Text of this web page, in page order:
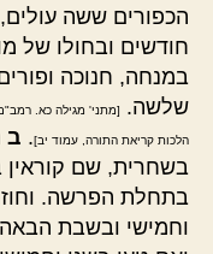
הכפורים ששה
חודשים ובחולו של
במנחה, חנוכה
שלשה.
[מתני' מגילה כא.
הלכות קריאת התורה, עמוד יב]. ב
בשחרית, שם
בתחלת הפרשה.
וחמישי ובשבת